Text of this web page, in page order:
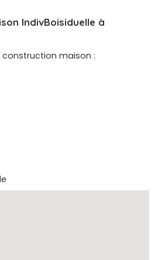
IndivBoisiduelle à
maison :